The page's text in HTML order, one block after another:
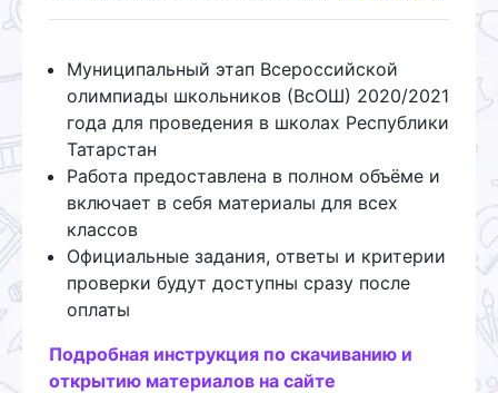
Муниципальный этап Всероссийской
олимпиады школьников (ВсОШ) 2020/2021
года для проведения в школах Республики
Татарстан
Работа предоставлена в полном объёме и
включает в себя материалы для всех
классов
Официальные задания, ответы и критерии
проверки будут доступны сразу после
оплаты
Подробная инструкция по скачиванию и
открытию материалов на сайте